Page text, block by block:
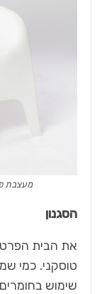
מעצבת
הסגנון
את הבית
טוסקני. כמי
שימוש